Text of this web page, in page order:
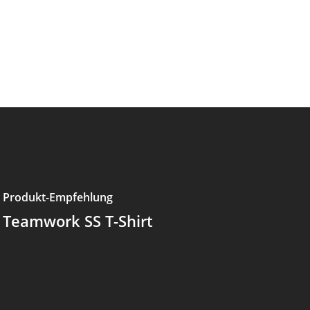
Produkt-Empfehlung
Teamwork SS T-Shirt